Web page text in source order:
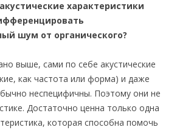
характеристики
шум от органического?
выше, сами по себе акустические
как частота или форма) и даже
неспецифичны. Поэтому они не
Достаточно ценна только одна
которая способна помочь